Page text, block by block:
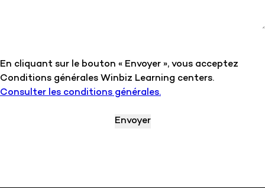
En cliquant sur le bouton « Envoyer », vous acceptez
Conditions générales Winbiz Learning centers.
Consulter les conditions générales.